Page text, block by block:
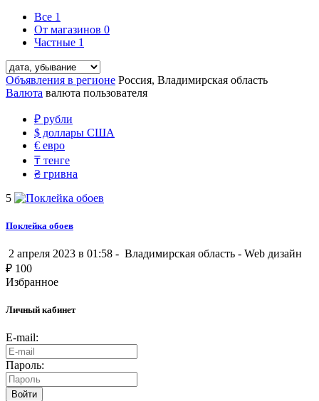
Все 1
От магазинов 0
Частные 1
Объявления в регионе Россия, Владимирская область
Валюта валюта пользователя
₽ рубли
$ доллары США
€ евро
₸ тенге
₴ гривна
5
Поклейка обоев
2 апреля 2023 в 01:58 - Владимирская область - Web дизайн
₽ 100
Избранное
Личный кабинет
E-mail:
Пароль:
Войти